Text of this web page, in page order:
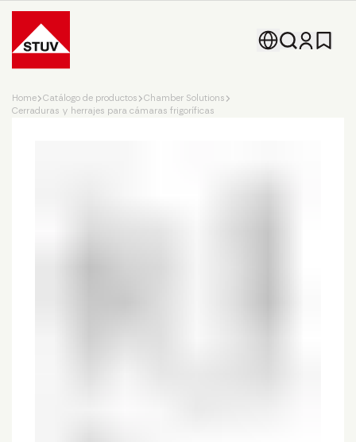
Go To the Homepage
Home Catálogo de productos
Chamber Solutions
Cerraduras y herrajes para cámaras frigoríficas